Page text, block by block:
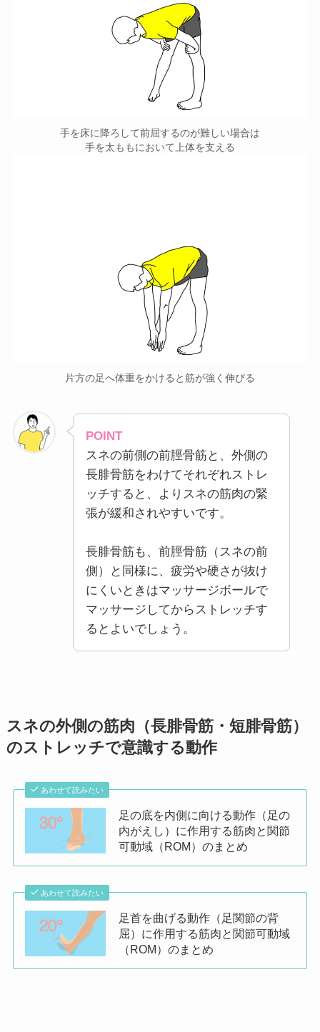
手を床に降ろして前屈するのが難しい場合は
手を太ももにおいて上体を支える
片方の足へ体重をかけると筋が強く伸びる
POINT
スネの前側の前脛骨筋と、外側の
長腓骨筋をわけてそれぞれストレ
ッチすると、よりスネの筋肉の緊
張が緩和されやすいです。
長腓骨筋も、前脛骨筋（スネの前
側）と同様に、疲労や硬さが抜け
にくいときはマッサージボールで
マッサージしてからストレッチす
るとよいでしょう。
スネの外側の筋肉（長腓骨筋・短腓骨筋）
のストレッチで意識する動作
あわせて読みたい
足の底を内側に向ける動作（足の
内がえし）に作用する筋肉と関節
可動域（ROM）のまとめ
あわせて読みたい
足首を曲げる動作（足関節の背
屈）に作用する筋肉と関節可動域
（ROM）のまとめ